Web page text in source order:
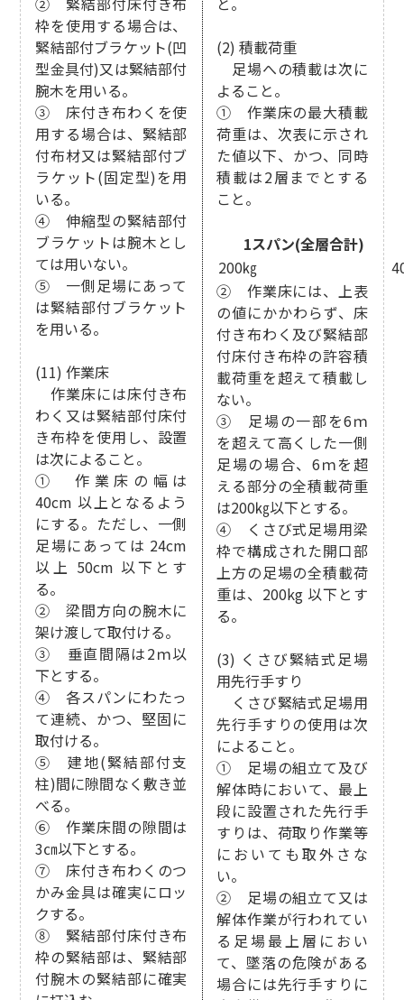
枠を使用する場合は、
緊結部付ブラケット(凹
型金具付)又は緊結部付
腕木を用いる。
③ 床付き布わくを使
用する場合は、緊結部
付布材又は緊結部付ブ
ラケット(固定型)を用
いる。
④ 伸縮型の緊結部付
ブラケットは腕木とし
ては用いない。
⑤ 一側足場にあって
は緊結部付ブラケット
を用いる。
(11) 作業床
作業床には床付き布
わく又は緊結部付床付
き布枠を使用し、設置
は次によること。
① 作業床の幅は
40cm 以上となるよう
にする。ただし、一側
足場にあっては 24cm
以上 50cm 以下とす
る。
② 梁間方向の腕木に
架け渡して取付ける。
③ 垂直間隔は2ｍ以
下とする。
④ 各スパンにわたっ
て連続、かつ、堅固に
取付ける。
⑤ 建地(緊結部付支
柱)間に隙間なく敷き並
べる。
⑥ 作業床間の隙間は
3㎝以下とする。
⑦ 床付き布わくのつ
かみ金具は確実にロッ
クする。
⑧ 緊結部付床付き布
枠の緊結部は、緊結部
付腕木の緊結部に確実
(2) 積載荷重
足場への積載は次に
よること。
① 作業床の最大積載
荷重は、次表に示され
た値以下、かつ、同時
積載は2層までとする
こと。
1スパン(全層合計)
200㎏
② 作業床には、上表
の値にかかわらず、床
付き布わく及び緊結部
付床付き布枠の許容積
載荷重を超えて積載し
ない。
③ 足場の一部を6ｍ
を超えて高くした一側
足場の場合、6ｍを超
える部分の全積載荷重
は200㎏以下とする。
④ くさび式足場用梁
枠で構成された開口部
上方の足場の全積載荷
重は、200kg 以下とす
る。
(3) くさび緊結式足場
用先行手すり
くさび緊結式足場用
先行手すりの使用は次
によること。
① 足場の組立て及び
解体時において、最上
段に設置された先行手
すりは、荷取り作業等
においても取外さな
い。
② 足場の組立て又は
解体作業が行われてい
る足場最上層におい
て、墜落の危険がある
場合には先行手すりに